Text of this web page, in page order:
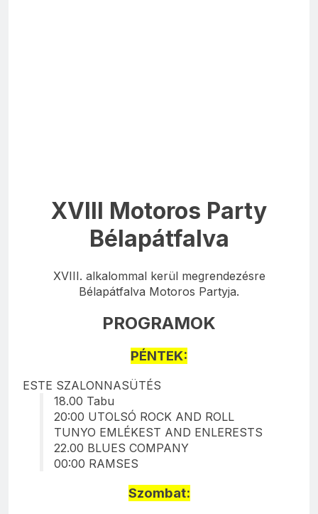
XVIII Motoros Party
Bélapátfalva
XVIII. alkalommal kerül megrendezésre
Bélapátfalva Motoros Partyja.
PROGRAMOK
PÉNTEK:
ESTE SZALONNASÜTÉS
18.00 Tabu
20:00 UTOLSÓ ROCK AND ROLL
TUNYO EMLÉKEST AND ENLERESTS
22.00 BLUES COMPANY
00:00 RAMSES
Szombat: